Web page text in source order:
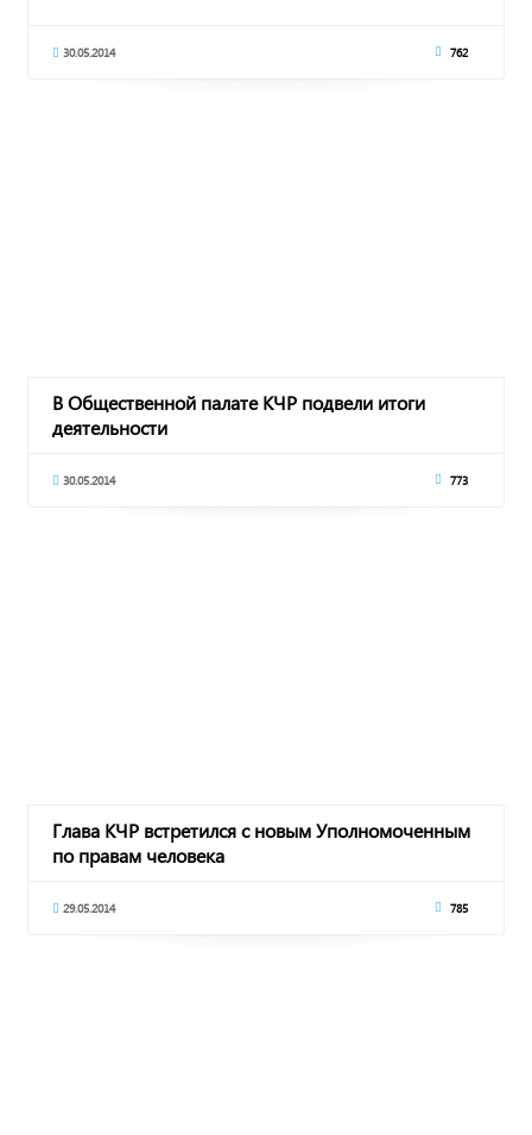
30.05.2014 762
В Общественной палате КЧР подвели итоги
деятельности
30.05.2014 773
Глава КЧР встретился с новым Уполномоченным
по правам человека
29.05.2014 785